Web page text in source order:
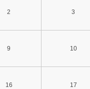
2 3
9 10
16 17